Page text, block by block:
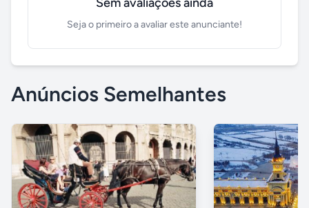
Seja o primeiro a avaliar este anunciante!
Anúncios Semelhantes